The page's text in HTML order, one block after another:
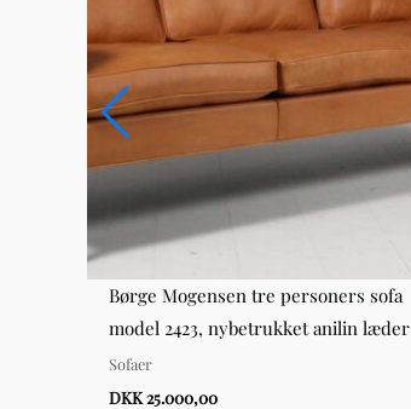
Børge Mogensen tre personers sofa
model 2423, nybetrukket anilin læder
Sofaer
DKK 25.000,00